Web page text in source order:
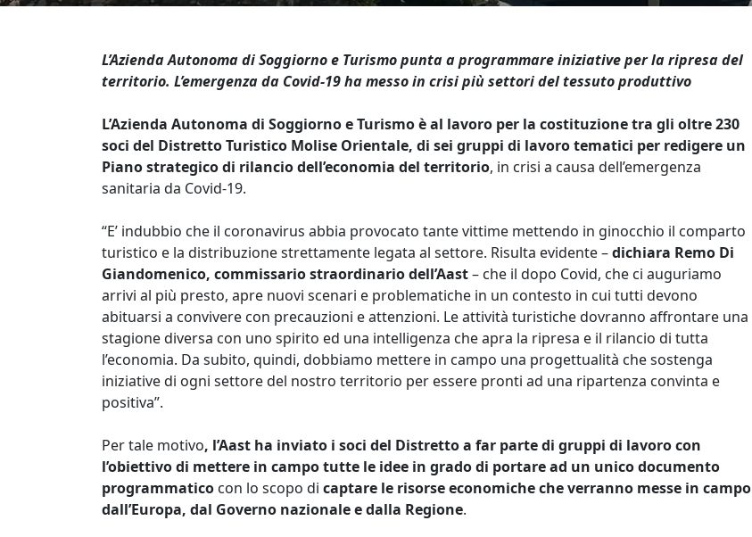
L’Azienda Autonoma di Soggiorno e Turismo punta a programmare iniziative per la ripresa del
territorio. L’emergenza da Covid-19 ha messo in crisi più settori del tessuto produttivo
L’Azienda Autonoma di Soggiorno e Turismo è al lavoro per la costituzione tra gli oltre 230
soci del Distretto Turistico Molise Orientale, di sei gruppi di lavoro tematici per redigere un
Piano strategico di rilancio dell’economia del territorio, in crisi a causa dell’emergenza
sanitaria da Covid-19.
“E’ indubbio che il coronavirus abbia provocato tante vittime mettendo in ginocchio il comparto
turistico e la distribuzione strettamente legata al settore. Risulta evidente –dichiara Remo Di
Giandomenico, commissario straordinario dell’Aast– che il dopo Covid, che ci auguriamo
arrivi al più presto, apre nuovi scenari e problematiche in un contesto in cui tutti devono
abituarsi a convivere con precauzioni e attenzioni. Le attività turistiche dovranno affrontare una
stagione diversa con uno spirito ed una intelligenza che apra la ripresa e il rilancio di tutta
l’economia. Da subito, quindi, dobbiamo mettere in campo una progettualità che sostenga
iniziative di ogni settore del nostro territorio per essere pronti ad una ripartenza convinta e
positiva”.
Per tale motivo, l’Aast ha inviato i soci del Distretto a far parte di gruppi di lavoro con
l’obiettivo di mettere in campo tutte le idee in grado di portare ad un unico documento
programmatico con lo scopo di captare le risorse economiche che verranno messe in campo
dall’Europa, dal Governo nazionale e dalla Regione.